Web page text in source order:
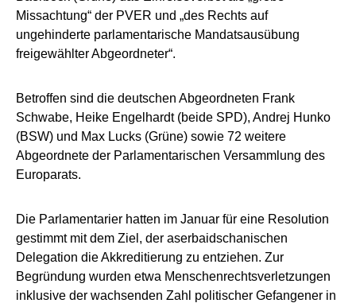
Missachtung“ der PVER und „des Rechts auf
ungehinderte parlamentarische Mandatsausübung
freigewählter Abgeordneter“.
Betroffen sind die deutschen Abgeordneten Frank
Schwabe, Heike Engelhardt (beide SPD), Andrej Hunko
(BSW) und Max Lucks (Grüne) sowie 72 weitere
Abgeordnete der Parlamentarischen Versammlung des
Europarats.
Die Parlamentarier hatten im Januar für eine Resolution
gestimmt mit dem Ziel, der aserbaidschanischen
Delegation die Akkreditierung zu entziehen. Zur
Begründung wurden etwa Menschenrechtsverletzungen
inklusive der wachsenden Zahl politischer Gefangener in